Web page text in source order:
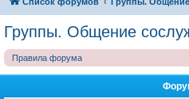
Группы. Общение
Правила форума